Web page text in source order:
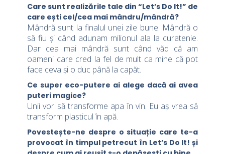
Care sunt realizările tale din “Let’s Do It!” de
care ești cel/cea mai mândru/mândră?
Mândră sunt la finalul unei zile bune. Mândră o
să fiu și când adunam milionul ala la curatenie.
Dar cea mai mândră sunt când văd că am
oameni care cred la fel de mult ca mine că pot
face ceva și o duc până la capăt.
Ce super eco-putere ai alege dacă ai avea
puteri magice?
Unii vor să transforme apa în vin. Eu aș vrea să
transform plasticul în apă.
Povestește-ne despre o situație care te-a
provocat în timpul petrecut în Let’s Do It! și